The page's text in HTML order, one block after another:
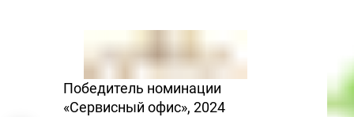
Победитель номинации
«Сервисный офис», 2024